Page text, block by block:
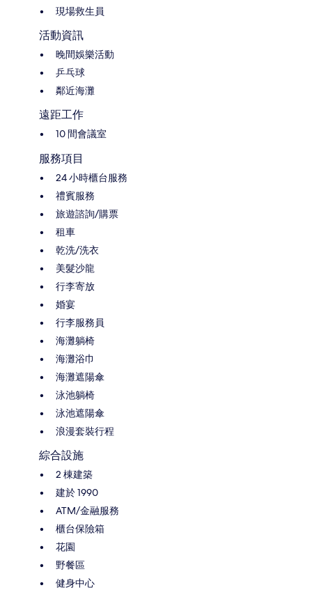
現場救生員
活動資訊
晚間娛樂活動
乒乓球
鄰近海灘
遠距工作
10 間會議室
服務項目
24 小時櫃台服務
禮賓服務
旅遊諮詢/購票
租車
乾洗/洗衣
美髮沙龍
行李寄放
婚宴
行李服務員
海灘躺椅
海灘浴巾
海灘遮陽傘
泳池躺椅
泳池遮陽傘
浪漫套裝行程
綜合設施
2 棟建築
建於 1990
ATM/金融服務
櫃台保險箱
花園
野餐區
健身中心